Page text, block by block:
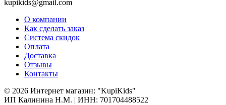
kupikids@gmail.com
О компании
Как сделать заказ
Система скидок
Оплата
Доставка
Отзывы
Контакты
© 2026 Интернет магазин: "KupiKids"
ИП Калинина Н.М. | ИНН: 701704488522